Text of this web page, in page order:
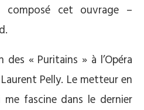
cet ouvrage –
« Puritains » à l’Opéra
Pelly. Le metteur en
fascine dans le dernier